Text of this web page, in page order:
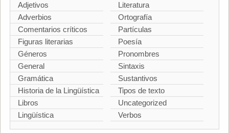
Adjetivos
Adverbios
Comentarios críticos
Figuras literarias
Géneros
General
Gramática
Historia de la Lingüística
Libros
Lingüística
Literatura
Ortografía
Partículas
Poesía
Pronombres
Sintaxis
Sustantivos
Tipos de texto
Uncategorized
Verbos